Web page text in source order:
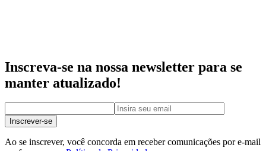
Inscreva-se na nossa newsletter para se
manter atualizado!
Inscrever-se
Ao se inscrever, você concorda em receber comunicações por e-mail